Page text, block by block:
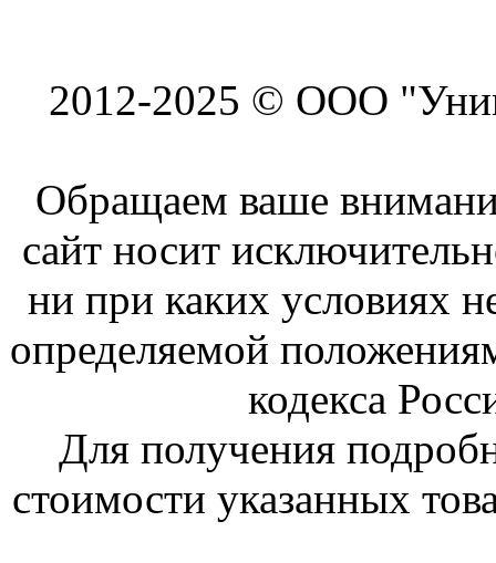
2012-2025 © ООО
Обращаем ваше
сайт носит
ни при каких условиях
определяемой
кодекса
Для получения
стоимости указанных